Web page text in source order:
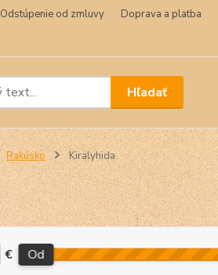
Odstúpenie od zmluvy Doprava a platba
Hľadať
Rakúsko Kiralyhida
€ Od